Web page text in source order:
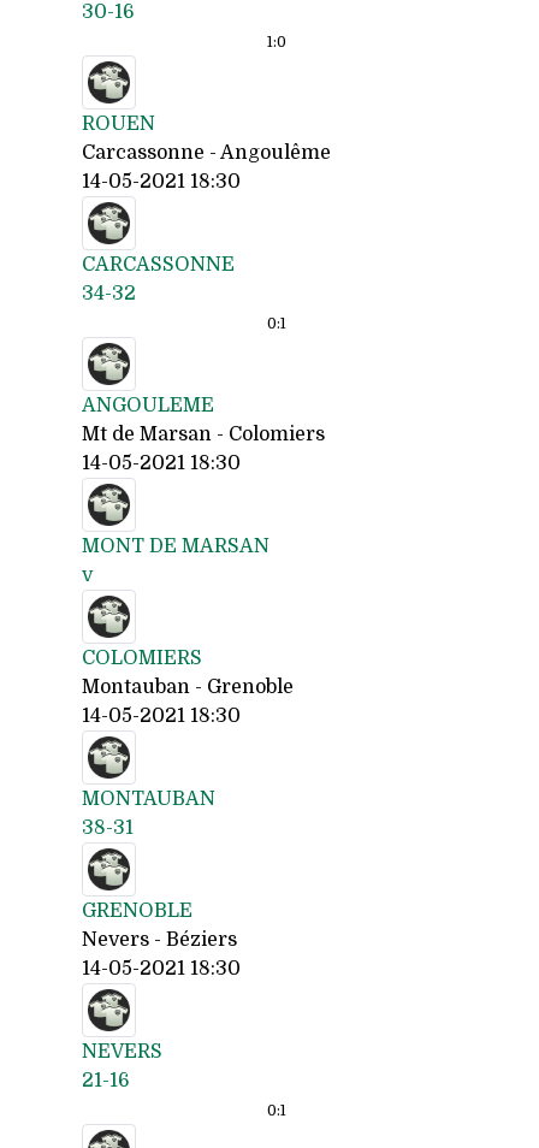
30-16
1:0
ROUEN
Carcassonne - Angoulême
14-05-2021 18:30
CARCASSONNE
34-32
0:1
ANGOULEME
Mt de Marsan - Colomiers
14-05-2021 18:30
MONT DE MARSAN
v
COLOMIERS
Montauban - Grenoble
14-05-2021 18:30
MONTAUBAN
38-31
GRENOBLE
Nevers - Béziers
14-05-2021 18:30
NEVERS
21-16
0:1